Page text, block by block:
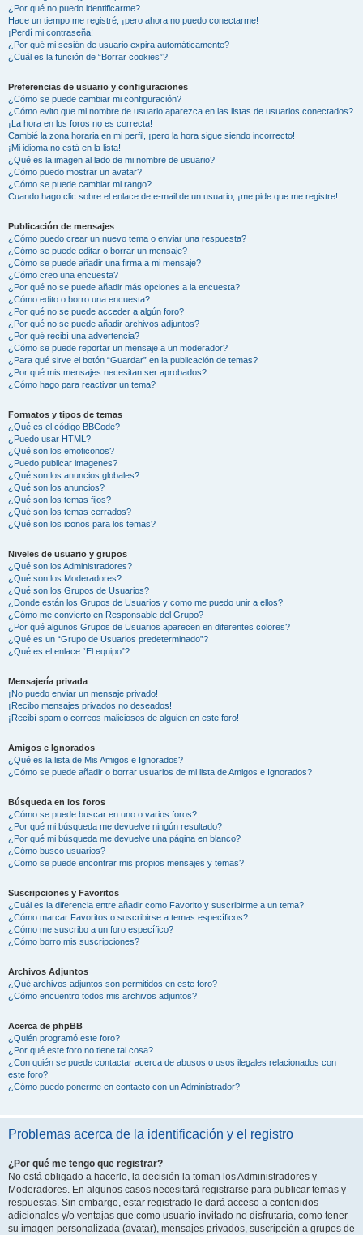
¿Por qué no puedo identificarme?
Hace un tiempo me registré, ¡pero ahora no puedo conectarme!
¡Perdí mi contraseña!
¿Por qué mi sesión de usuario expira automáticamente?
¿Cuál es la función de “Borrar cookies”?
Preferencias de usuario y configuraciones
¿Cómo se puede cambiar mi configuración?
¿Cómo evito que mi nombre de usuario aparezca en las listas de usuarios conectados?
¡La hora en los foros no es correcta!
Cambié la zona horaria en mi perfil, ¡pero la hora sigue siendo incorrecto!
¡Mi idioma no está en la lista!
¿Qué es la imagen al lado de mi nombre de usuario?
¿Cómo puedo mostrar un avatar?
¿Cómo se puede cambiar mi rango?
Cuando hago clic sobre el enlace de e-mail de un usuario, ¡me pide que me registre!
Publicación de mensajes
¿Cómo puedo crear un nuevo tema o enviar una respuesta?
¿Cómo se puede editar o borrar un mensaje?
¿Cómo se puede añadir una firma a mi mensaje?
¿Cómo creo una encuesta?
¿Por qué no se puede añadir más opciones a la encuesta?
¿Cómo edito o borro una encuesta?
¿Por qué no se puede acceder a algún foro?
¿Por qué no se puede añadir archivos adjuntos?
¿Por qué recibí una advertencia?
¿Cómo se puede reportar un mensaje a un moderador?
¿Para qué sirve el botón “Guardar” en la publicación de temas?
¿Por qué mis mensajes necesitan ser aprobados?
¿Cómo hago para reactivar un tema?
Formatos y tipos de temas
¿Qué es el código BBCode?
¿Puedo usar HTML?
¿Qué son los emoticonos?
¿Puedo publicar imagenes?
¿Qué son los anuncios globales?
¿Qué son los anuncios?
¿Qué son los temas fijos?
¿Qué son los temas cerrados?
¿Qué son los iconos para los temas?
Niveles de usuario y grupos
¿Qué son los Administradores?
¿Qué son los Moderadores?
¿Qué son los Grupos de Usuarios?
¿Donde están los Grupos de Usuarios y como me puedo unir a ellos?
¿Cómo me convierto en Responsable del Grupo?
¿Por qué algunos Grupos de Usuarios aparecen en diferentes colores?
¿Qué es un “Grupo de Usuarios predeterminado”?
¿Qué es el enlace “El equipo”?
Mensajería privada
¡No puedo enviar un mensaje privado!
¡Recibo mensajes privados no deseados!
¡Recibí spam o correos maliciosos de alguien en este foro!
Amigos e Ignorados
¿Qué es la lista de Mis Amigos e Ignorados?
¿Cómo se puede añadir o borrar usuarios de mi lista de Amigos e Ignorados?
Búsqueda en los foros
¿Cómo se puede buscar en uno o varios foros?
¿Por qué mi búsqueda me devuelve ningún resultado?
¿Por qué mi búsqueda me devuelve una página en blanco?
¿Cómo busco usuarios?
¿Como se puede encontrar mis propios mensajes y temas?
Suscripciones y Favoritos
¿Cuál es la diferencia entre añadir como Favorito y suscribirme a un tema?
¿Cómo marcar Favoritos o suscribirse a temas específicos?
¿Cómo me suscribo a un foro específico?
¿Cómo borro mis suscripciones?
Archivos Adjuntos
¿Qué archivos adjuntos son permitidos en este foro?
¿Cómo encuentro todos mis archivos adjuntos?
Acerca de phpBB
¿Quién programó este foro?
¿Por qué este foro no tiene tal cosa?
¿Con quién se puede contactar acerca de abusos o usos ilegales relacionados con
este foro?
¿Cómo puedo ponerme en contacto con un Administrador?
Problemas acerca de la identificación y el registro
¿Por qué me tengo que registrar?
No está obligado a hacerlo, la decisión la toman los Administradores y
Moderadores. En algunos casos necesitará registrarse para publicar temas y
respuestas. Sin embargo, estar registrado le dará acceso a contenidos
adicionales y/o ventajas que como usuario invitado no disfrutaría, como tener
su imagen personalizada (avatar), mensajes privados, suscripción a grupos de